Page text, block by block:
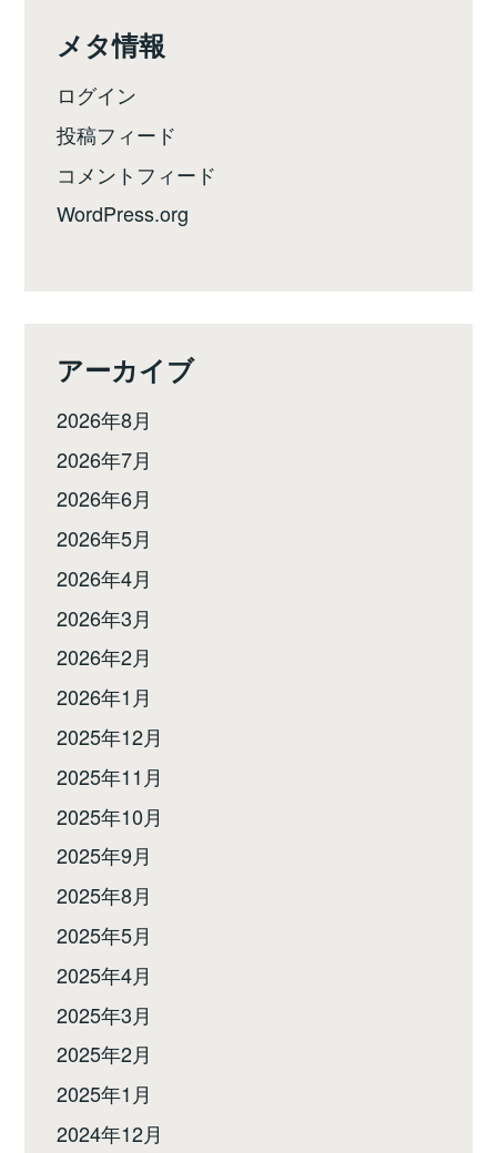
メタ情報
ログイン
投稿フィード
コメントフィード
WordPress.org
アーカイブ
2026年8月
2026年7月
2026年6月
2026年5月
2026年4月
2026年3月
2026年2月
2026年1月
2025年12月
2025年11月
2025年10月
2025年9月
2025年8月
2025年5月
2025年4月
2025年3月
2025年2月
2025年1月
2024年12月